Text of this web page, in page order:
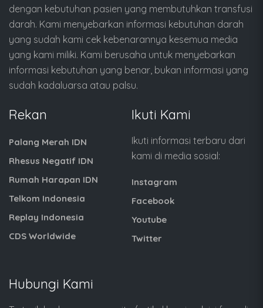
dengan kebutuhan pasien yang membutuhkan transfusi
darah. Kami menyebarkan informasi kebutuhan darah
yang sudah kami cek kebenarannya kesemua media
yang kami miliki. Kami berusaha untuk menyebarkan
informasi kebutuhan yang benar, bukan informasi yang
sudah kadaluarsa atau palsu.
Rekan
Palang Merah IDN
Rhesus Negatif IDN
Rumah Harapan IDN
Telkom Indonesia
Replay Indonesia
CDS Worldwide
Ikuti Kami
Ikuti informasi terbaru dari
kami di media sosial:
Instagram
Facebook
Youtube
Twitter
Hubungi Kami